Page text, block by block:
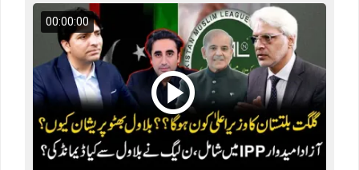
00:00:00